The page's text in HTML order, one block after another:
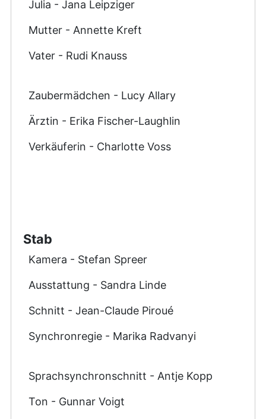
Julia - Jana Leipziger
Mutter - Annette Kreft
Vater - Rudi Knauss
Zaubermädchen - Lucy Allary
Ärztin - Erika Fischer-Laughlin
Verkäuferin - Charlotte Voss
Stab
Kamera - Stefan Spreer
Ausstattung - Sandra Linde
Schnitt - Jean-Claude Piroué
Synchronregie - Marika Radvanyi
Sprachsynchronschnitt - Antje Kopp
Ton - Gunnar Voigt